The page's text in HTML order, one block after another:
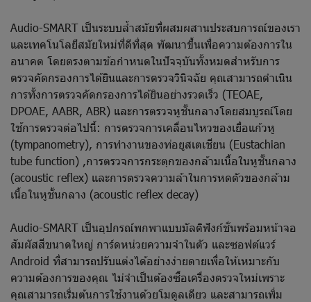
Audio-SMART เป็นระบบล้ำสมัยที่ผสมผสานประสบการณ์ของเรา
และเทคโนโลยีสมัยใหม่ที่ดีที่สุด พัฒนาขึ้นเพื่อความต้องการใน
อนาคต โดยตรงตามข้อกำหนดในปัจจุบันทั้งหมดสำหรับการ
ตรวจคัดกรองการได้ยินและการตรวจวินิจฉัย คุณสามารถดำเนิน
การทั้งการตรวจคัดกรองการได้ยินอย่างรวดเร็ว (TEOAE,
DPOAE, AABR, ABR) และการตรวจหูชั้นกลางโดยสมบูรณ์โดย
ใช้การตรวจต่อไปนี้: การตรวจการเคลื่อนไหวของเยื่อแก้วหู
(tympanometry), การทำงานของท่อยูสเตเชียน (Eustachian
tube function) ,การตรวจการกระตุกของกล้ามเนื้อในหูชั้นกลาง
(acoustic reflex) และการตรวจความล้าในการหดตัวของกล้าม
เนื้อในหูชั้นกลาง (acoustic reflex decay)
Audio-SMART เป็นอุปกรณ์พกพาแบบมัลติฟังก์ชั่นพร้อมหน้าจอ
สัมผัสสีขนาดใหญ่ การ์ดหน่วยความจำในตัว และซอฟต์แวร์
Android ที่สามารถปรับแต่งได้อย่างง่ายดายเพื่อให้เหมาะกับ
ความต้องการของคุณ ไม่จำเป็นต้องซื้อเครื่องตรวจใหม่เพราะ
คุณสามารถเริ่มต้นการใช้งานด้วยโมดูลเดียว และสามารถเพิ่ม